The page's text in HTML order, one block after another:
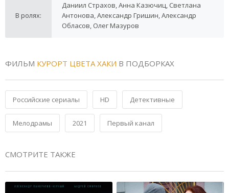
В ролях:
Даниил Страхов, Анна Казючиц, Светлана
Антонова, Александр Гришин, Александр
Обласов, Олег Мазуров
ФИЛЬМ КУРОРТ ЦВЕТА ХАКИ В ПОДБОРКАХ
Российские сериалы HD Детективные
Мелодрамы 2021 Первый канал
СМОТРИТЕ ТАКЖЕ